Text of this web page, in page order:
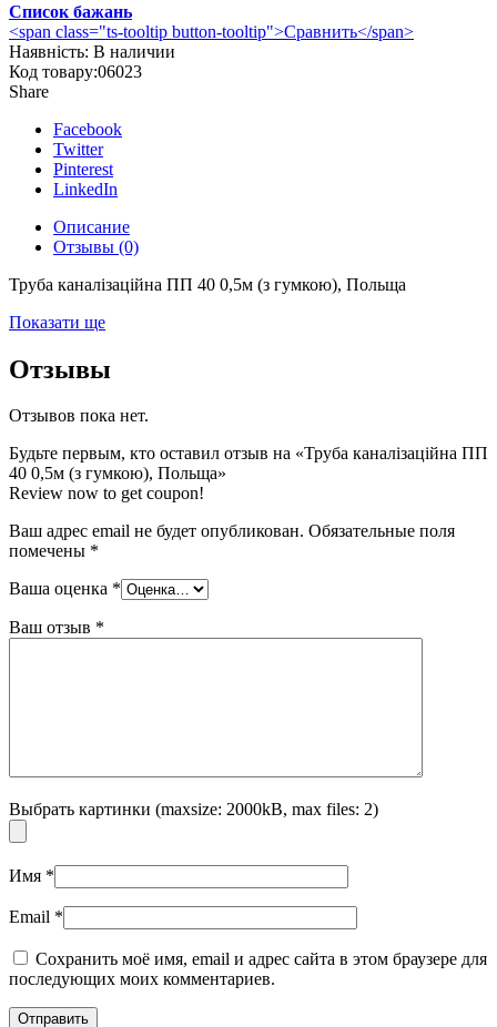
Список бажань
<span class="ts-tooltip button-tooltip">Сравнить</span>
Наявність: В наличии
Код товару:06023
Share
Facebook
Twitter
Pinterest
LinkedIn
Описание
Отзывы (0)
Труба каналізаційна ПП 40 0,5м (з гумкою), Польща
Показати ще
Отзывы
Отзывов пока нет.
Будьте первым, кто оставил отзыв на «Труба каналізаційна ПП
40 0,5м (з гумкою), Польща»
Review now to get coupon!
Ваш адрес email не будет опубликован. Обязательные поля
помечены *
Ваша оценка *
Ваш отзыв *
Выбрать картинки (maxsize: 2000kB, max files: 2)
Имя *
Email *
Сохранить моё имя, email и адрес сайта в этом браузере для
последующих моих комментариев.